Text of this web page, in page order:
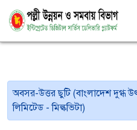
অবসর-উত্তর ছুটি (বাংলাদেশ দুগ্ধ
লিমিটেড - মিল্কভিটা)